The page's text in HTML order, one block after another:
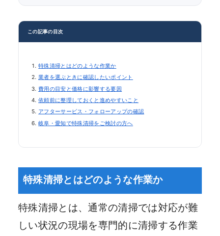
この記事の目次
特殊清掃とはどのような作業か
業者を選ぶときに確認したいポイント
費用の目安と価格に影響する要因
依頼前に整理しておくと進めやすいこと
アフターサービス・フォローアップの確認
岐阜・愛知で特殊清掃をご検討の方へ
特殊清掃とはどのような作業か
特殊清掃とは、通常の清掃では対応が難
しい状況の現場を専門的に清掃する作業